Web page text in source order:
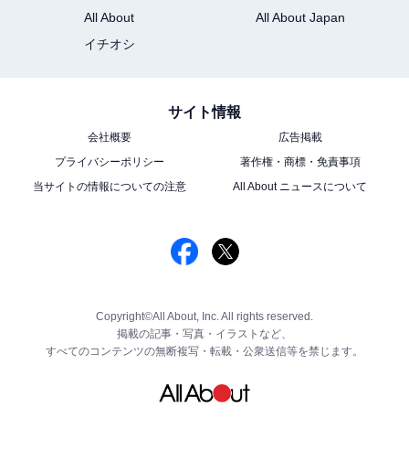
All About
All About Japan
イチオシ
サイト情報
会社概要
広告掲載
プライバシーポリシー
著作権・商標・免責事項
当サイトの情報についての注意
All About ニュースについて
Copyright©All About, Inc. All rights reserved.
掲載の記事・写真・イラストなど、
すべてのコンテンツの無断複写・転載・公衆送信等を禁じます。